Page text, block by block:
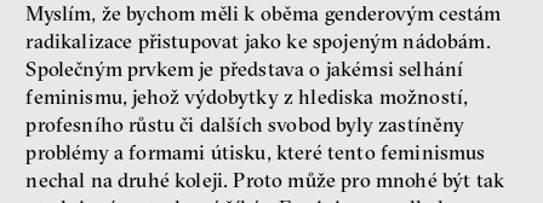
Myslím, že bychom měli k oběma genderovým cestám
radikalizace přistupovat jako ke spojeným nádobám.
Společným prvkem je představa o jakémsi selhání
feminismu, jehož výdobytky z hlediska možností,
profesního růstu či dalších svobod byly zastíněny
problémy a formami útisku, které tento feminismus
nechal na druhé koleji. Proto může pro mnohé být tak